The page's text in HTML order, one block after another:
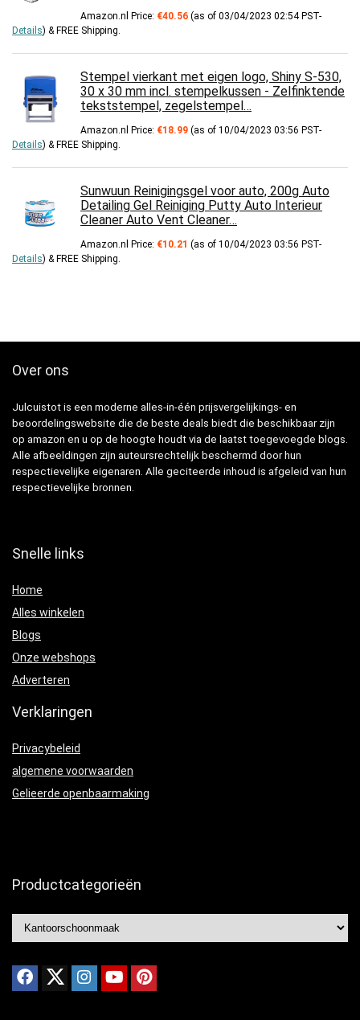
Amazon.nl Price: €40.56 (as of 03/04/2023 02:54 PST-
Details) & FREE Shipping
Stempel vierkant met eigen logo, Shiny S-530,
30 x 30 mm incl. stempelkussen - Zelfinktende
tekststempel, zegelstempel…
Amazon.nl Price: €18.99 (as of 10/04/2023 03:56 PST-
Details) & FREE Shipping
Sunwuun Reinigingsgel voor auto, 200g Auto
Detailing Gel Reiniging Putty Auto Interieur
Cleaner Auto Vent Cleaner…
Amazon.nl Price: €10.21 (as of 10/04/2023 03:56 PST-
Details) & FREE Shipping
Over ons
Julcuistot is een moderne alles-in-één prijsvergelijkings- en
beoordelingswebsite die de beste deals biedt die beschikbaar zijn
op amazon en u op de hoogte houdt via de laatst toegevoegde blogs.
Alle afbeeldingen zijn auteursrechtelijk beschermd door hun
respectievelijke eigenaren. Alle geciteerde inhoud is afgeleid van hun
respectievelijke bronnen.
Snelle links
Home
Alles winkelen
Blogs
Onze webshops
Adverteren
Verklaringen
Privacybeleid
algemene voorwaarden
Gelieerde openbaarmaking
Productcategorieën